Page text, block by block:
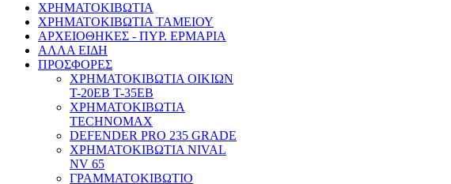
ΧΡΗΜΑΤΟΚΙΒΩΤΙΑ
ΧΡΗΜΑΤΟΚΙΒΩΤΙΑ ΤΑΜΕΙΟΥ
ΑΡΧΕΙΟΘΗΚΕΣ - ΠΥΡ. ΕΡΜΑΡΙΑ
ΑΛΛΑ ΕΙΔΗ
ΠΡΟΣΦΟΡΕΣ
ΧΡΗΜΑΤΟΚΙΒΩΤΙΑ ΟΙΚΙΩΝ
T-20EB T-35EB
ΧΡΗΜΑΤΟΚΙΒΩΤΙΑ
TECHNOMAX
DEFENDER PRO 235 GRADE
ΧΡΗΜΑΤΟΚΙΒΩΤΙΑ NIVAL
NV 65
ΓΡΑΜΜΑΤΟΚΙΒΩΤΙΟ